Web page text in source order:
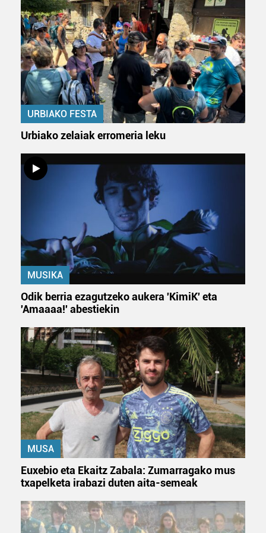
Webgune honek cookie propioak eta hirugarrenen cookie-
fitxategiak erabiltzen ditu. Zure esperientzia eta
zerbitzuak hobetzeko asmoz, cookie teknologiaz
baliatzen gara. Ohar hau onartuz gero, teknologia hori
erabiltzeko baimen esplizitua ematen diguzu.Gehiago
irakurri
URBIAKO FESTA
Urbiako zelaiak erromeria leku
MUSIKA
Odik berria ezagutzeko aukera 'KimiK' eta
'Amaaaa!' abestiekin
MUSA
Euxebio eta Ekaitz Zabala: Zumarragako mus
txapelketa irabazi duten aita-semeak